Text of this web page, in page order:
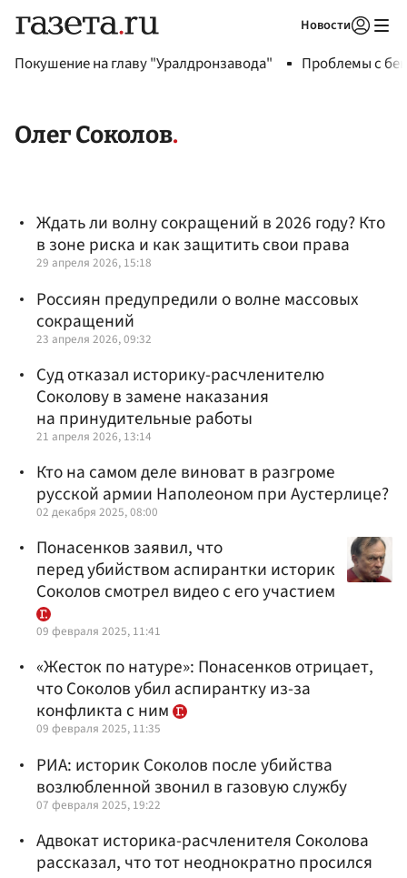
Новости
Покушение на главу "Уралдронзавода" Проблемы с
Олег Соколов
Ждать ли волну сокращений в 2026 году? Кто
в зоне риска и как защитить свои права
29 апреля 2026, 15:18
Россиян предупредили о волне массовых
сокращений
23 апреля 2026, 09:32
Суд отказал историку-расчленителю
Соколову в замене наказания
на принудительные работы
21 апреля 2026, 13:14
Кто на самом деле виноват в разгроме
русской армии Наполеоном при Аустерлице?
02 декабря 2025, 08:00
Понасенков заявил, что
перед убийством аспирантки историк
Соколов смотрел видео с его участием
09 февраля 2025, 11:41
«Жесток по натуре»: Понасенков отрицает,
что Соколов убил аспирантку из-за
конфликта с ним
09 февраля 2025, 11:35
РИА: историк Соколов после убийства
возлюбленной звонил в газовую службу
07 февраля 2025, 19:22
Адвокат историка-расчленителя Соколова
рассказал, что тот неоднократно просился